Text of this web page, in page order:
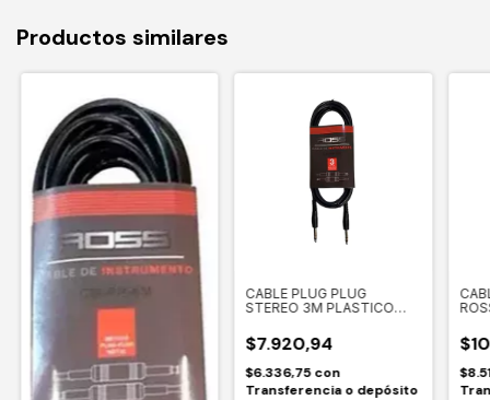
Productos similares
CABLE PLUG PLUG
STEREO 3M PLASTICO
$7.920,94
$6.336,75con
Transferencia o depósito